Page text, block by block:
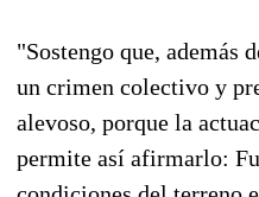
"Sostengo que, además
un crimen colectivo y
alevoso, porque la
permite así afirmarlo: